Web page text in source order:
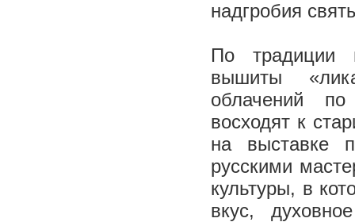
надгробия
По традиции
вышиты
облачений
восходят к
на выставке
русскими
культуры, в
вкус,